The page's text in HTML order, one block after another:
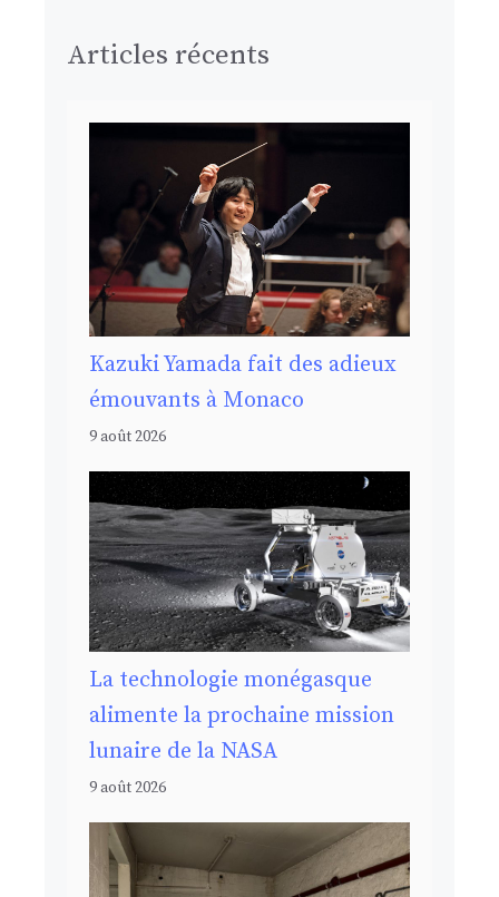
Articles récents
Kazuki Yamada fait des adieux
émouvants à Monaco
9 août 2026
La technologie monégasque
alimente la prochaine mission
lunaire de la NASA
9 août 2026